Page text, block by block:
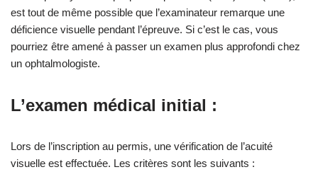
est tout de même possible que l’examinateur remarque une
déficience visuelle pendant l’épreuve. Si c’est le cas, vous
pourriez être amené à passer un examen plus approfondi chez
un ophtalmologiste.
L’examen médical initial :
Lors de l’inscription au permis, une vérification de l’acuité
visuelle est effectuée. Les critères sont les suivants :